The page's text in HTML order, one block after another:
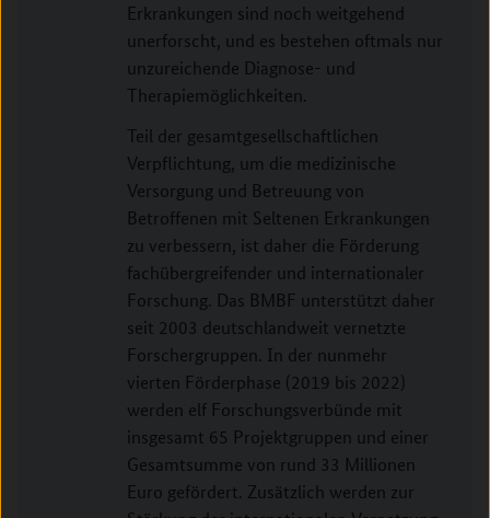
Erkrankungen sind noch weitgehend
unerforscht, und es bestehen oftmals nur
unzureichende Diagnose- und
Therapiemöglichkeiten.
Teil der gesamtgesellschaftlichen
Verpflichtung, um die medizinische
Versorgung und Betreuung von
Betroffenen mit Seltenen Erkrankungen
zu verbessern, ist daher die Förderung
fachübergreifender und internationaler
Forschung. Das BMBF unterstützt daher
seit 2003 deutschlandweit vernetzte
Forschergruppen. In der nunmehr
vierten Förderphase (2019 bis 2022)
werden elf Forschungsverbünde mit
insgesamt 65 Projektgruppen und einer
Gesamtsumme von rund 33 Millionen
Euro gefördert. Zusätzlich werden zur